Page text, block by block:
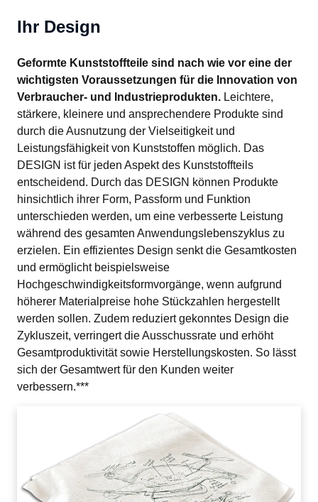
Ihr Design
Geformte Kunststoffteile sind nach wie vor eine der
wichtigsten Voraussetzungen für die Innovation von
Verbraucher- und Industrieprodukten. Leichtere,
stärkere, kleinere und ansprechendere Produkte sind
durch die Ausnutzung der Vielseitigkeit und
Leistungsfähigkeit von Kunststoffen möglich. Das
DESIGN ist für jeden Aspekt des Kunststoffteils
entscheidend. Durch das DESIGN können Produkte
hinsichtlich ihrer Form, Passform und Funktion
unterschieden werden, um eine verbesserte Leistung
während des gesamten Anwendungslebenszyklus zu
erzielen. Ein effizientes Design senkt die Gesamtkosten
und ermöglicht beispielsweise
Hochgeschwindigkeitsformvorgänge, wenn aufgrund
höherer Materialpreise hohe Stückzahlen hergestellt
werden sollen. Zudem reduziert gekonntes Design die
Zykluszeit, verringert die Ausschussrate und erhöht
Gesamtproduktivität sowie Herstellungskosten. So lässt
sich der Gesamtwert für den Kunden weiter
verbessern.***